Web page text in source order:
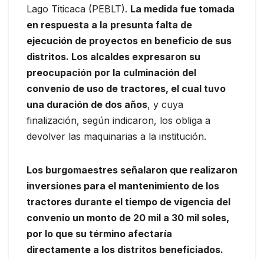
Lago Titicaca (PEBLT). La medida fue tomada
en respuesta a la presunta falta de
ejecución de proyectos en beneficio de sus
distritos. Los alcaldes expresaron su
preocupación por la culminación del
convenio de uso de tractores, el cual tuvo
una duración de dos años, y cuya
finalización, según indicaron, los obliga a
devolver las maquinarias a la institución.
Los burgomaestres señalaron que realizaron
inversiones para el mantenimiento de los
tractores durante el tiempo de vigencia del
convenio un monto de 20 mil a 30 mil soles,
por lo que su término afectaría
directamente a los distritos beneficiados.